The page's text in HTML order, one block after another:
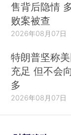
售背后隐情
败案被查
2026年08月07日
特朗普坚称
充足 但不会
多
2026年08月07日